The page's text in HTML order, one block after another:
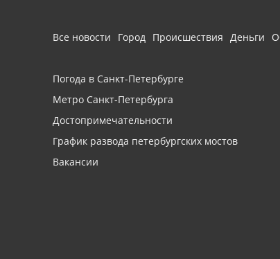
Все новости Город Происшествия Деньги
Погода в Санкт-Петербурге
Метро Санкт-Петербурга
Достопримечательности
График развода петербургских мостов
Вакансии